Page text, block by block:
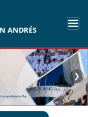
ANDRÉS
❯